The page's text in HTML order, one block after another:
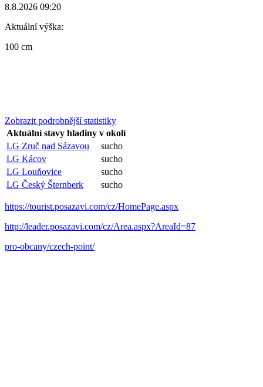
8.8.2026 09:20
Aktuální výška:
100 cm
Zobrazit podrobnější statistiky
Aktuální stavy hladiny v okolí
LG Zruč nad Sázavou
sucho
LG Kácov
sucho
LG Louňovice
sucho
LG Český Šternberk
sucho
https://tourist.posazavi.com/cz/HomePage.aspx
http://leader.posazavi.com/cz/Area.aspx?AreaId=87
pro-obcany/czech-point/